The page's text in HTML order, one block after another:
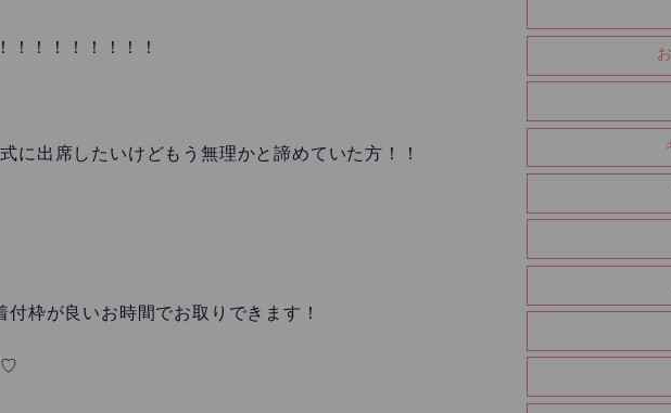
！！！！！！！！
に出席したいけどもう無理かと諦めていた方！！
枠が良いお時間でお取りできます！
♡